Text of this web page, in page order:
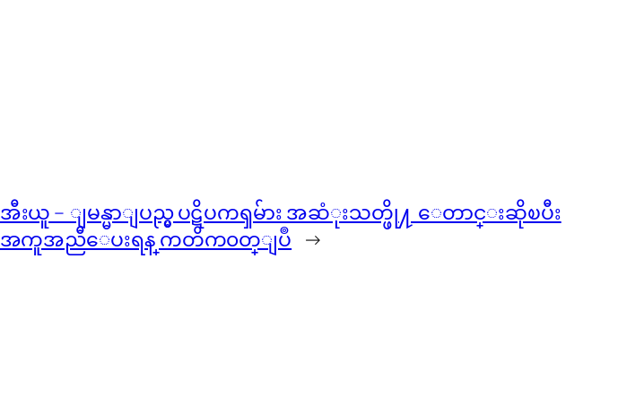
အီးယူ – ျမန္မာျပည္မွ ပဋိပကၡမ်ား အဆံုးသတ္ဖို႔ ေတာင္းဆိုၿပီး
အကူအညီေပးရန္ ကတိက၀တ္ျပဳ →